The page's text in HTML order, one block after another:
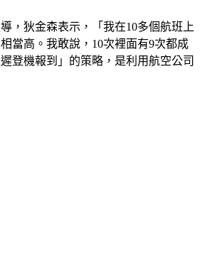
，狄金森表示，「我在10多個航班上
當高。我敢說，10次裡面有9次都成
登機報到」的策略，是利用航空公司